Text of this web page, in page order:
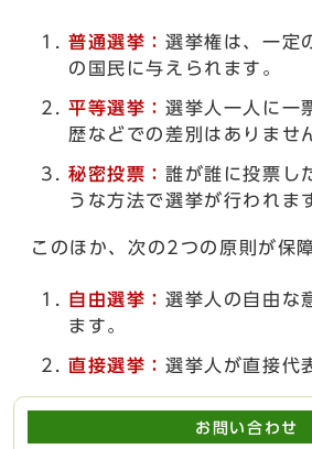
普通選挙： 選挙権は、一定
の国民に与えられます。
平等選挙： 選挙人一人に一
歴などでの差別はありませ
秘密投票： 誰が誰に投票し
うな方法で選挙が行われま
このほか、次の2つの原則が保
自由選挙： 選挙人の自由な
ます。
直接選挙： 選挙人が直接代
お問い合わせ